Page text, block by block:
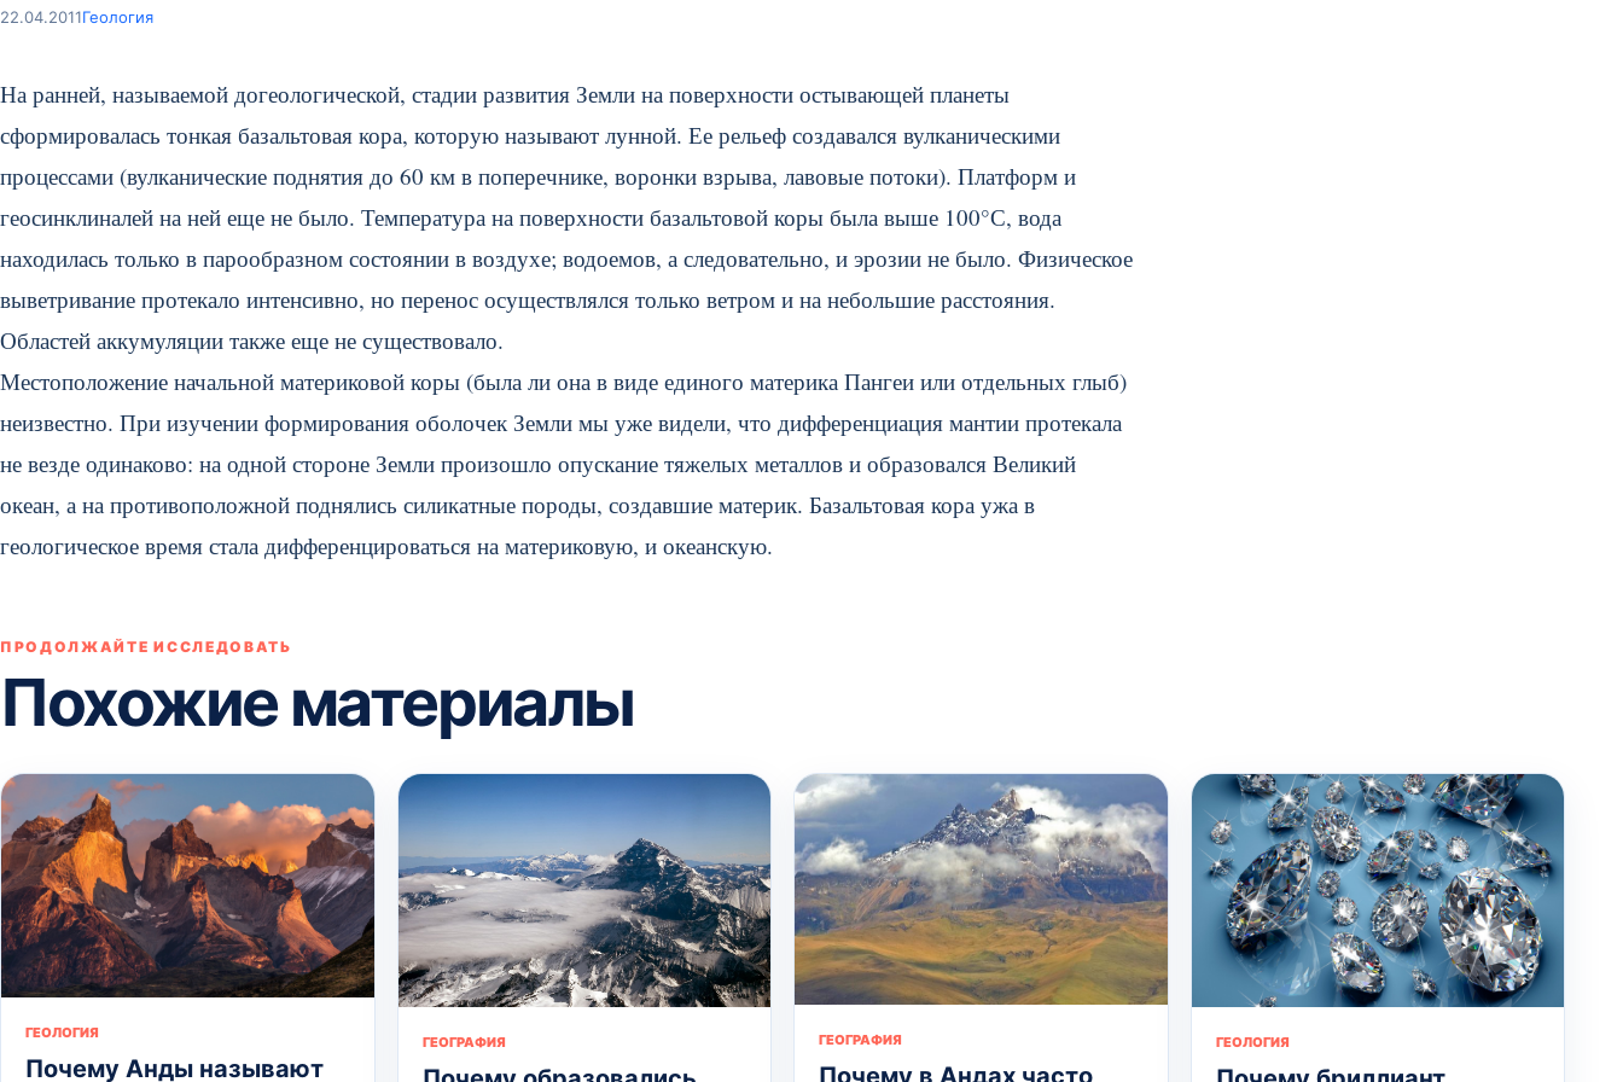
22.04.2011Геология
На ранней, называемой догеологической, стадии развития Земли на поверхности остывающей планеты
сформировалась тонкая базальтовая кора, которую называют лунной. Ее рельеф создавался вулканическими
процессами (вулканические поднятия до 60 км в поперечнике, воронки взрыва, лавовые потоки). Платформ и
геосинклиналей на ней еще не было. Температура на поверхности базальтовой коры была выше 100°С, вода
находилась только в парообразном состоянии в воздухе; водоемов, а следовательно, и эрозии не было. Физическое
выветривание протекало интенсивно, но перенос осуществлялся только ветром и на небольшие расстояния.
Областей аккумуляции также еще не существовало.
Местоположение начальной материковой коры (была ли она в виде единого материка Пангеи или отдельных глыб)
неизвестно. При изучении формирования оболочек Земли мы уже видели, что дифференциация мантии протекала
не везде одинаково: на одной стороне Земли произошло опускание тяжелых металлов и образовался Великий
океан, а на противоположной поднялись силикатные породы, создавшие материк. Базальтовая кора ужа в
геологическое время стала дифференцироваться на материковую, и океанскую.
ПРОДОЛЖАЙТЕ ИССЛЕДОВАТЬ
Похожие материалы
ГЕОЛОГИЯ
Почему Анды называют
ГЕОГРАФИЯ ГЕОГРАФИЯ
Почему в Андах часто
ГЕОЛОГИЯ